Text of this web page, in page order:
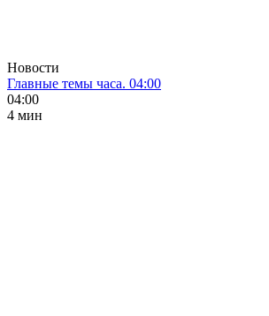
Новости
Главные темы часа. 04:00
04:00
4 мин